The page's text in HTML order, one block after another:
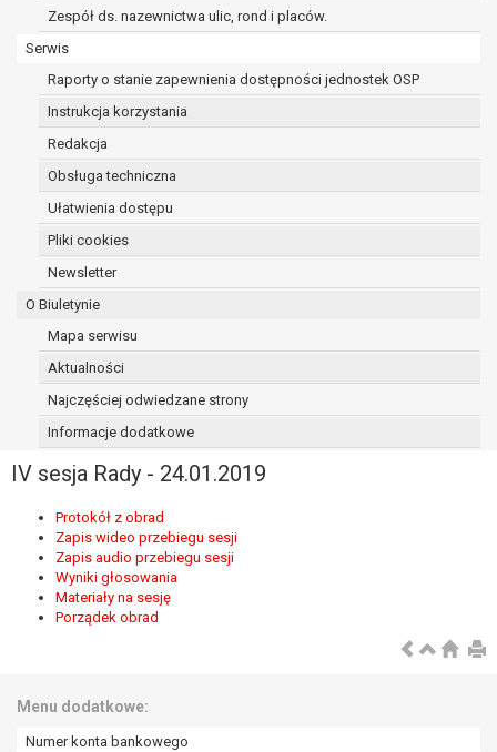
Zespół ds. nazewnictwa ulic, rond i placów.
Serwis
Raporty o stanie zapewnienia dostępności jednostek OSP
Instrukcja korzystania
Redakcja
Obsługa techniczna
Ułatwienia dostępu
Pliki cookies
Newsletter
O Biuletynie
Mapa serwisu
Aktualności
Najczęściej odwiedzane strony
Informacje dodatkowe
IV sesja Rady - 24.01.2019
Protokół z obrad
Zapis wideo przebiegu sesji
Zapis audio przebiegu sesji
Wyniki głosowania
Materiały na sesję
Porządek obrad
Menu dodatkowe:
Numer konta bankowego
danych, żądając w zamian ich
ograniczenia,
danych dla swoich celów, ale osoba,
której dane dotyczą, potrzebuje ich do
ustalenia, obrony lub dochodzenia
roszczeń,
osoba, której dane dotyczą, wniosła
sprzeciw wobec przetwarzania
danych - do czasu ustalenia czy
prawnie uzasadnione podstawy po
podstawie art. 20 RODO, w przypadku gdy
przetwarzanie danych odbywa się na
której dane dotyczą lub na podstawie
zgody wyrażonej przez tą osobę,
prawo sprzeciwu wobec przetwarzania
danych na podstawie art. 21 RODO, wobec
przetwarzania danych osobowych, którego
podstawą prawną jest:
powierzonej administratorowi bądź